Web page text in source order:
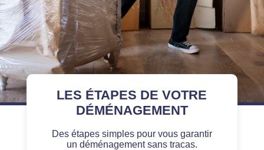
LES ÉTAPES DE VOTRE
DÉMÉNAGEMENT
Des étapes simples pour vous garantir
un déménagement sans tracas.